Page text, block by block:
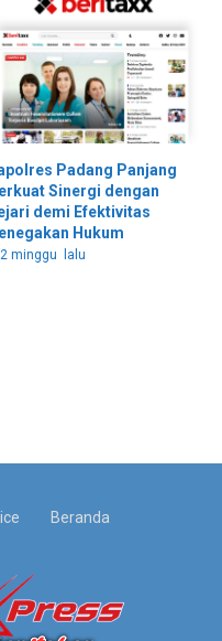
Padang Panjang
Sinergi dengan
demi Efektivitas
Hukum
2 minggu lalu
Beranda